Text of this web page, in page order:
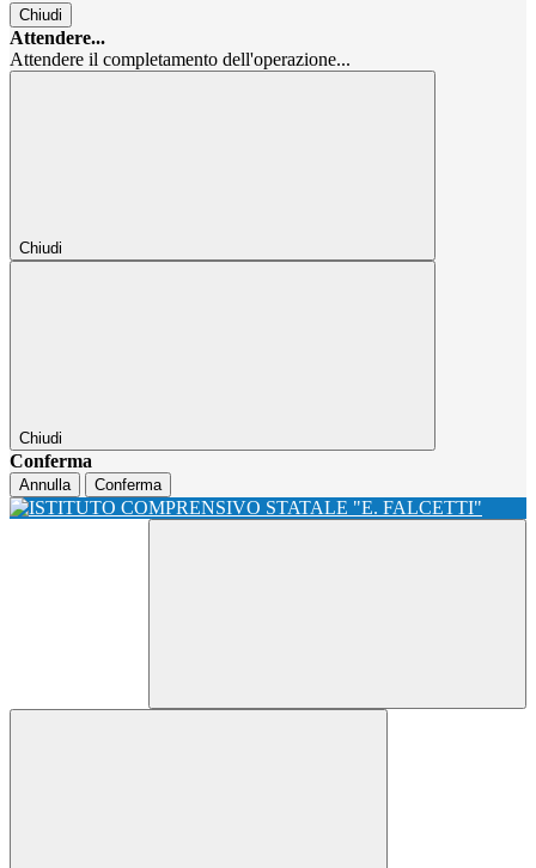
Chiudi
Attendere...
Attendere il completamento dell'operazione...
Chiudi
Chiudi
Conferma
Annulla Conferma